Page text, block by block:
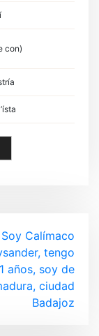
con)
Soy Calímaco
tengo
años, soy de
ciudad
Badajoz